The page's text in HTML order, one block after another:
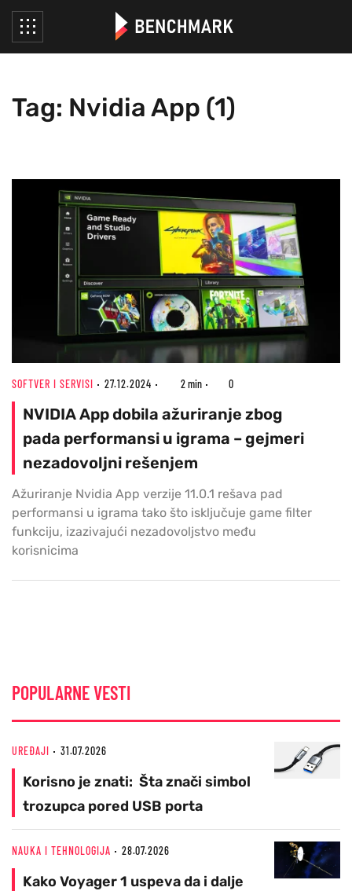
Tag: Nvidia App (1)
SOFTVER I SERVISI 27.12.2024 2 min 0
NVIDIA App dobila ažuriranje zbog
pada performansi u igrama – gejmeri
nezadovoljni rešenjem
Ažuriranje Nvidia App verzije 11.0.1 rešava pad
performansi u igrama tako što isključuje game filter
funkciju, izazivajući nezadovoljstvo među
korisnicima
POPULARNE VESTI
UREĐAJI 31.07.2026
Korisno je znati: Šta znači simbol
trozupca pored USB porta
NAUKA I TEHNOLOGIJA 28.07.2026
Kako Voyager 1 uspeva da i dalje